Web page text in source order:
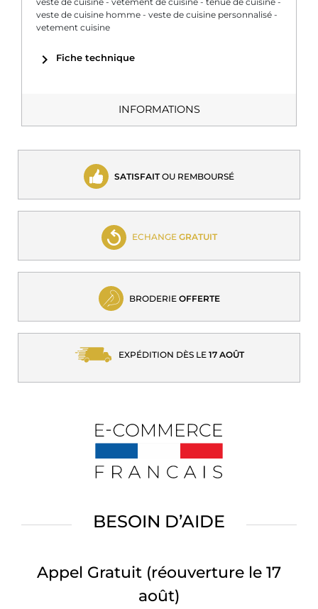
veste de cuisine homme - veste de cuisine personnalisé -
vetement cuisine
chevron_right Fiche technique
INFORMATIONS
SATISFAITOU REMBOURSÉ
ECHANGE GRATUIT
BRODERIE OFFERTE
EXPÉDITION DÈS LE 17 AOÛT
BESOIN D’AIDE
Appel Gratuit (réouverture le 17
août)